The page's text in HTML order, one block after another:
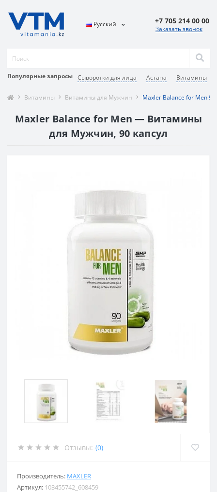
Популярные запросы Сыворотки для лица Астана Витамины
Русский +7 705 214 00 00
Заказать звонок
Витамины Витамины для Мужчин Maxler Balance for Men
Maxler Balance for Men — Витамины
для Мужчин, 90 капсул
Отзывы: (0)
Производитель: MAXLER
Артикул: 103455742_608459